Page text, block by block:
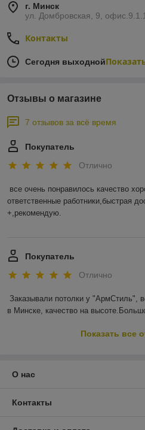
Наши
Лучший выбор для
интерьер, идеален для
г. Минск
ул. Домбровская, 9,
Контакты
Сегодня выходной
Отзывы о магазине
7 отзывов за всё время
Покупатель
Отлично
все очень понравилось качество
ответственные работники,быстрая
+,рекомендую.
Покупатель
Отлично
Заказывали потолки у "АрмСтиль",
в Минске, качество на
Показать все
О нас
Контакты